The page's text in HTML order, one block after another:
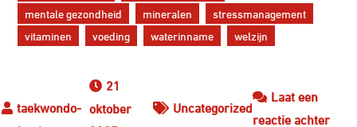
mentale gezondheid
mineralen
stressmanagement
vitaminen
voeding waterinname welzijn
21
oktober
Uncategorized
Laat een
reactie achterop